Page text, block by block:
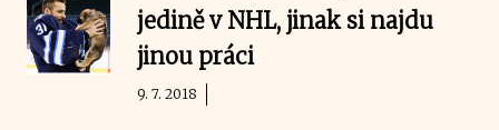
jedině v NHL, jinak si najdu
jinou práci
9. 7. 2018